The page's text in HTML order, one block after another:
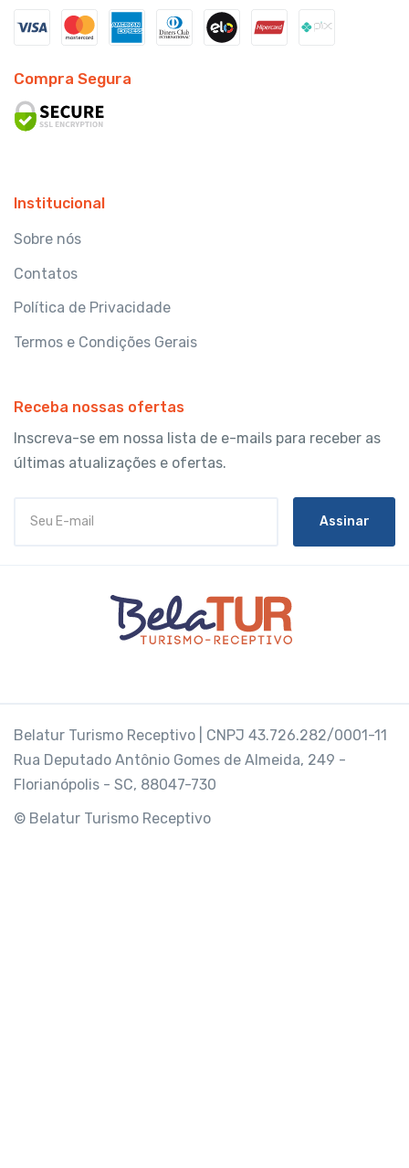
Compra Segura
Institucional
Sobre nós
Contatos
Política de Privacidade
Termos e Condições Gerais
Receba nossas ofertas
Inscreva-se em nossa lista de e-mails para receber as
últimas atualizações e ofertas.
Assinar
Belatur Turismo Receptivo | CNPJ 43.726.282/0001-11
Rua Deputado Antônio Gomes de Almeida, 249 -
Florianópolis - SC, 88047-730
© Belatur Turismo Receptivo